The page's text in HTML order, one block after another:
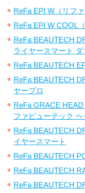
ReFa EPI W（リファ
ReFa EPI W COOL
ReFa BEAUTECH
ライヤースマート ダ
ReFa BEAUTECH
ReFa BEAUTECH
ヤープロ
ReFa GRACE
ファビューテック ヘ
ReFa BEAUTECH
イヤースマート
ReFa BEAUTECH
ReFa BEAUTECH
ReFa BEAUTECH